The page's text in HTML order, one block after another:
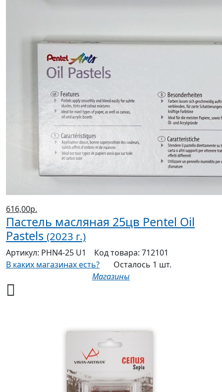
616,00р.
Пастель масляная 25цв Pentel Oil
Pastels (2023 г.)
Артикул: PHN4-25 U1 Код товара: 712101
В каких магазинах есть?
Осталось 1 шт.
Магазины